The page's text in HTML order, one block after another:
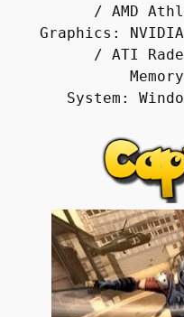
/ AMD
Graphics: NVIDIA
/ ATI
System: